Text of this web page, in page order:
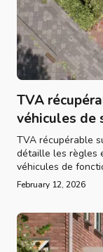
TVA
véhicules de
TVA récupérable
détaille les règles
véhicules de
February 12, 2026